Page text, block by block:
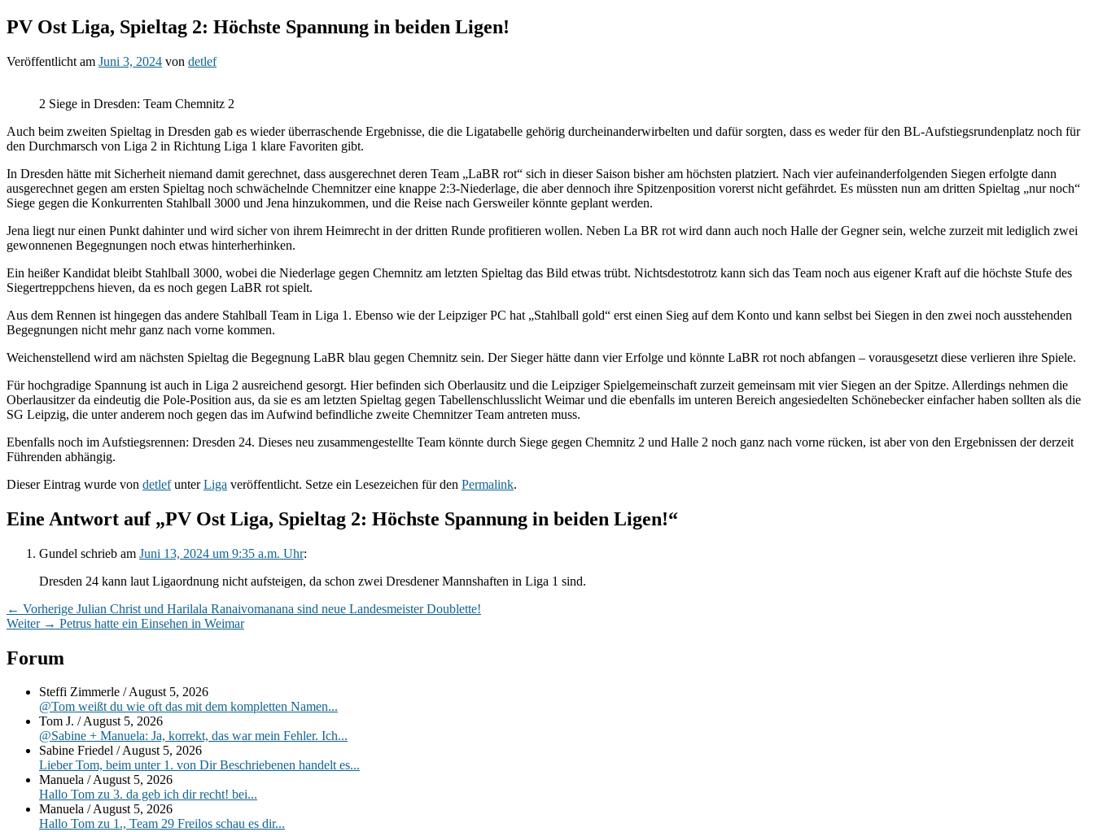
PV Ost Liga, Spieltag 2: Höchste Spannung in beiden Ligen!
Veröffentlicht am Juni 3, 2024 von detlef
2 Siege in Dresden: Team Chemnitz 2
Auch beim zweiten Spieltag in Dresden gab es wieder überraschende Ergebnisse, die die Ligatabelle gehörig durcheinanderwirbelten und dafür sorgten, dass es weder für den BL-Aufstiegsrundenplatz noch für
den Durchmarsch von Liga 2 in Richtung Liga 1 klare Favoriten gibt.
In Dresden hätte mit Sicherheit niemand damit gerechnet, dass ausgerechnet deren Team „LaBR rot“ sich in dieser Saison bisher am höchsten platziert. Nach vier aufeinanderfolgenden Siegen erfolgte dann
ausgerechnet gegen am ersten Spieltag noch schwächelnde Chemnitzer eine knappe 2:3-Niederlage, die aber dennoch ihre Spitzenposition vorerst nicht gefährdet. Es müssten nun am dritten Spieltag „nur noch“
Siege gegen die Konkurrenten Stahlball 3000 und Jena hinzukommen, und die Reise nach Gersweiler könnte geplant werden.
Jena liegt nur einen Punkt dahinter und wird sicher von ihrem Heimrecht in der dritten Runde profitieren wollen. Neben La BR rot wird dann auch noch Halle der Gegner sein, welche zurzeit mit lediglich zwei
gewonnenen Begegnungen noch etwas hinterherhinken.
Ein heißer Kandidat bleibt Stahlball 3000, wobei die Niederlage gegen Chemnitz am letzten Spieltag das Bild etwas trübt. Nichtsdestotrotz kann sich das Team noch aus eigener Kraft auf die höchste Stufe des
Siegertreppchens hieven, da es noch gegen LaBR rot spielt.
Aus dem Rennen ist hingegen das andere Stahlball Team in Liga 1. Ebenso wie der Leipziger PC hat „Stahlball gold“ erst einen Sieg auf dem Konto und kann selbst bei Siegen in den zwei noch ausstehenden
Begegnungen nicht mehr ganz nach vorne kommen.
Weichenstellend wird am nächsten Spieltag die Begegnung LaBR blau gegen Chemnitz sein. Der Sieger hätte dann vier Erfolge und könnte LaBR rot noch abfangen – vorausgesetzt diese verlieren ihre Spiele.
Für hochgradige Spannung ist auch in Liga 2 ausreichend gesorgt. Hier befinden sich Oberlausitz und die Leipziger Spielgemeinschaft zurzeit gemeinsam mit vier Siegen an der Spitze. Allerdings nehmen die
Oberlausitzer da eindeutig die Pole-Position aus, da sie es am letzten Spieltag gegen Tabellenschlusslicht Weimar und die ebenfalls im unteren Bereich angesiedelten Schönebecker einfacher haben sollten als die
SG Leipzig, die unter anderem noch gegen das im Aufwind befindliche zweite Chemnitzer Team antreten muss.
Ebenfalls noch im Aufstiegsrennen: Dresden 24. Dieses neu zusammengestellte Team könnte durch Siege gegen Chemnitz 2 und Halle 2 noch ganz nach vorne rücken, ist aber von den Ergebnissen der derzeit
Führenden abhängig.
Dieser Eintrag wurde von detlefunterLiga veröffentlicht. Setze ein Lesezeichen für den Permalink.
Eine Antwort auf „PV Ost Liga, Spieltag 2: Höchste Spannung in beiden Ligen!“
Gundel schrieb am Juni 13, 2024 um 9:35 a.m. Uhr:
Dresden 24 kann laut Ligaordnung nicht aufsteigen, da schon zwei Dresdener Mannshaften in Liga 1 sind.
Beitragsnavigation
← Vorherige Vorheriger
Beitrag:
Julian Christ und Harilala Ranaivomanana sind neue Landesmeister Doublette!
Weiter → Nächster
Petrus hatte ein Einsehen in Weimar
Primärer
Widgetbereich
Forum
Steffi Zimmerle /August 5, 2026
@Tom weißt du wie oft das mit dem kompletten Namen...
Tom J. /August 5, 2026
@Sabine + Manuela: Ja, korrekt, das war mein Fehler. Ich...
Sabine Friedel /August 5, 2026
Lieber Tom, beim unter 1. von Dir Beschriebenen handelt es...
Manuela /August 5, 2026
Hallo Tom zu 3. da geb ich dir recht! bei...
Manuela /August 5, 2026
Hallo Tom zu 1., Team 29 Freilos schau es dir...